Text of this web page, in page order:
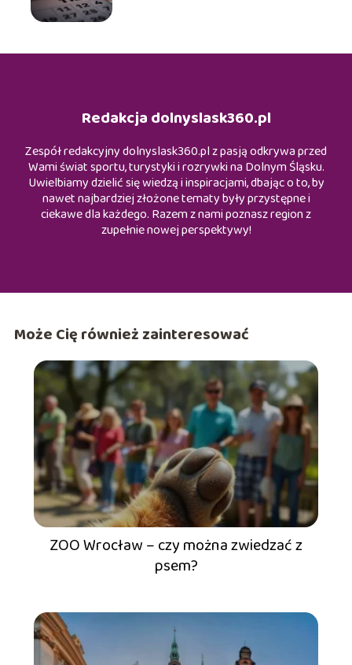
Redakcja dolnyslask360.pl
Zespół redakcyjny dolnyslask360.pl z pasją odkrywa przed
Wami świat sportu, turystyki i rozrywki na Dolnym Śląsku.
Uwielbiamy dzielić się wiedzą i inspiracjami, dbając o to, by
nawet najbardziej złożone tematy były przystępne i
ciekawe dla każdego. Razem z nami poznasz region z
zupełnie nowej perspektywy!
Może Cię również zainteresować
ZOO Wrocław – czy można zwiedzać z
psem?